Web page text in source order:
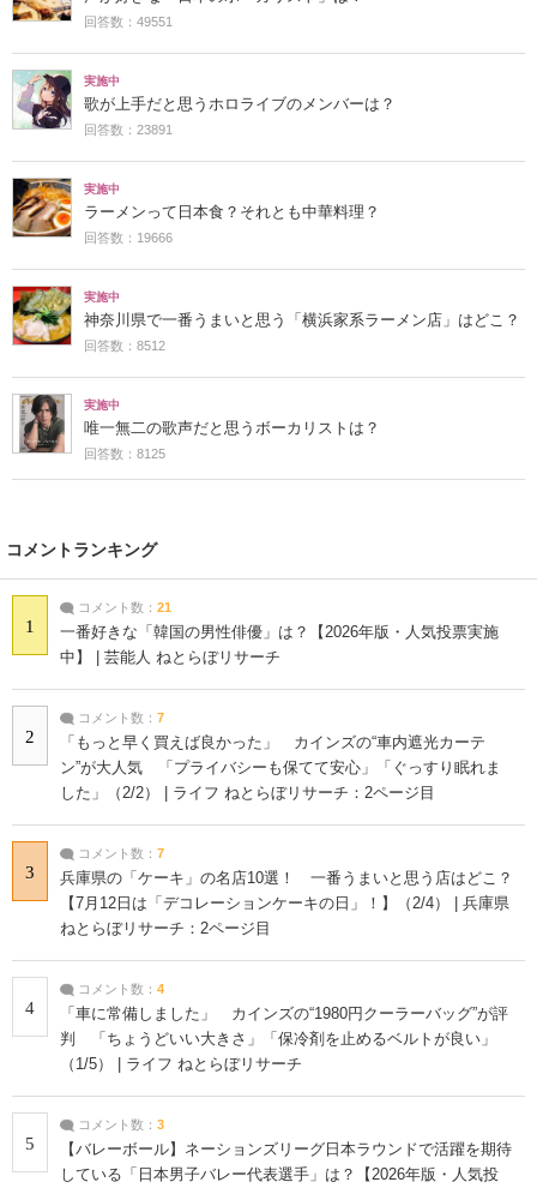
回答数：49551
実施中
歌が上手だと思うホロライブのメンバーは？
回答数：23891
実施中
ラーメンって日本食？それとも中華料理？
回答数：19666
実施中
神奈川県で一番うまいと思う「横浜家系ラーメン店」はどこ？
回答数：8512
実施中
唯一無二の歌声だと思うボーカリストは？
回答数：8125
コメントランキング
1
コメント数： 21
一番好きな「韓国の男性俳優」は？【2026年版・人気投票実施
中】 | 芸能人 ねとらぼリサーチ
2
コメント数： 7
「もっと早く買えば良かった」 カインズの“車内遮光カーテ
ン”が大人気 「プライバシーも保てて安心」「ぐっすり眠れま
した」（2/2） | ライフ ねとらぼリサーチ：2ページ目
3
コメント数： 7
兵庫県の「ケーキ」の名店10選！ 一番うまいと思う店はどこ？
【7月12日は「デコレーションケーキの日」！】（2/4） | 兵庫県
ねとらぼリサーチ：2ページ目
4
コメント数： 4
「車に常備しました」 カインズの“1980円クーラーバッグ”が評
判 「ちょうどいい大きさ」「保冷剤を止めるベルトが良い」
（1/5） | ライフ ねとらぼリサーチ
5
コメント数： 3
【バレーボール】ネーションズリーグ日本ラウンドで活躍を期待
している「日本男子バレー代表選手」は？【2026年版・人気投